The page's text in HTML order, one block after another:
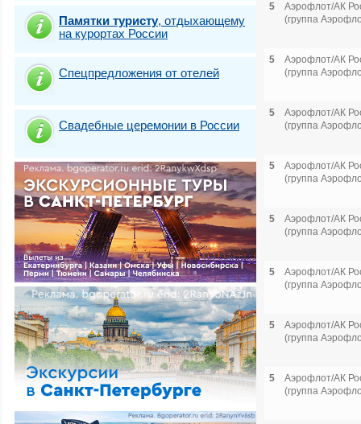
Памятки туристу, отдыхающему
на курортах России
Спецпредложения от отелей
Свадебные церемонии в России
5
Аэрофлот/АК
(группа
5
Аэрофлот/АК
(группа
5
Аэрофлот/АК
(группа
5
Аэрофлот/АК
(группа
5
Аэрофлот/АК
(группа
5
Аэрофлот/АК
(группа
5
Аэрофлот/АК
(группа
5
Аэрофлот/АК
(группа